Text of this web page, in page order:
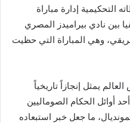
التحكيمية إدارة مباراة
بين نادي بيراميدز المصري
وهي المباراة التي حظيت
يمثل إنجازاً تاريخياً
أوائل الحكام الصوماليين
ما جعل خبر استبعاده